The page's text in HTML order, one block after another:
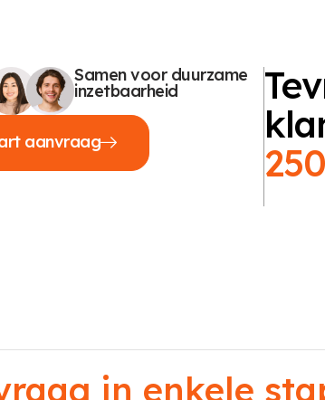
Samen voor duurzame
inzetbaarheid
aanvraag
in enkele